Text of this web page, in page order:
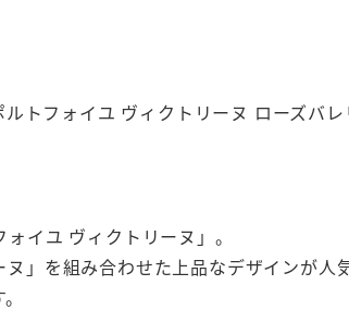
トフォイユ ヴィクトリーヌ ローズバ
イユ ヴィクトリーヌ」。
」を組み合わせた上品なデザインが人